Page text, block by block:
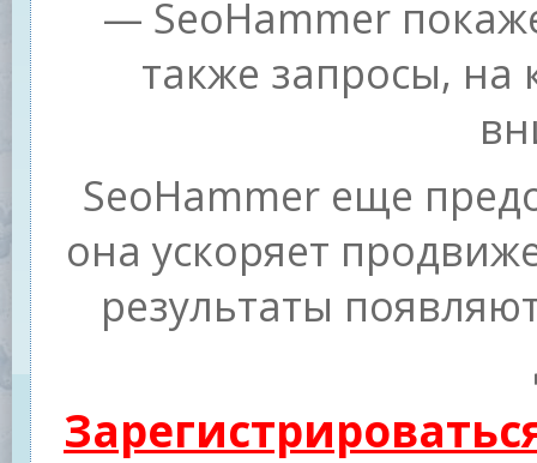
— SeoHammer
также запросы, на
SeoHammer еще
она ускоряет
результаты